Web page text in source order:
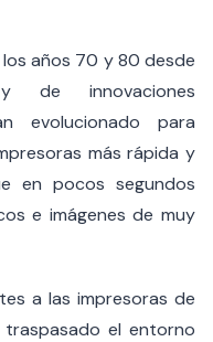
años 70 y 80 desde
de innovaciones
evolucionado para
más rápida y
en pocos segundos
e imágenes de muy
a las impresoras de
el entorno